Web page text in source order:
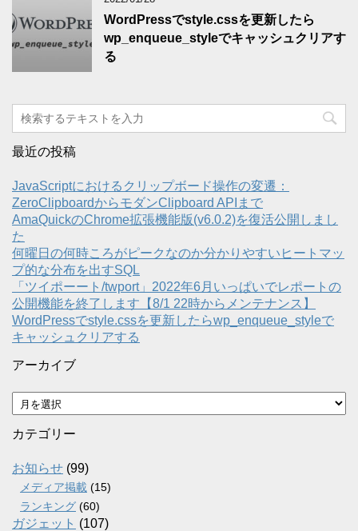
WordPressでstyle.cssを更新したら
wp_enqueue_styleでキャッシュクリアす
る
最近の投稿
JavaScriptにおけるクリップボード操作の変遷：
ZeroClipboardからモダンClipboard APIまで
AmaQuickのChrome拡張機能版(v6.0.2)を復活公開しまし
た
何曜日の何時ころがピークなのか分かりやすいヒートマッ
プ的な分布を出すSQL
「ツイポーート/twport」2022年6月いっぱいでレポートの
公開機能を終了します【8/1 22時からメンテナンス】
WordPressでstyle.cssを更新したらwp_enqueue_styleで
キャッシュクリアする
アーカイブ
ア
ー
カ
ブ
カテゴリー
お知らせ (99)
メディア掲載 (15)
ランキング (60)
ガジェット (107)